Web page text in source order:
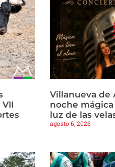
Villanueva de
noche
luz de las
agosto 6, 2026